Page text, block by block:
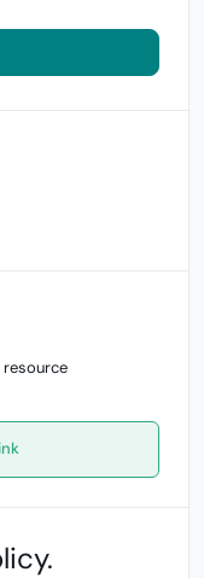
resource